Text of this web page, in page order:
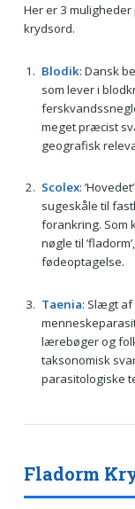
Her er 3
krydsord.
Blodik: Dansk
som lever i
meget præcist
geografisk
Scolex:
sugeskåle til
forankring. Som
nøgle til
fødeoptagelse.
Taenia: Slægt
lærebøger og
taksonomisk
parasitologiske
Fladorm